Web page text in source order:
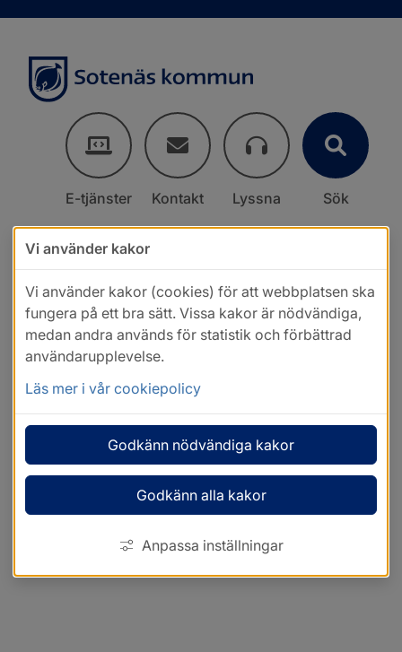
E-tjänster Kontakt Lyssna Sök
Vi använder kakor
Vi använder kakor (cookies) för att webbplatsen ska
fungera på ett bra sätt. Vissa kakor är nödvändiga,
medan andra används för statistik och förbättrad
användarupplevelse.
Läs mer i vår cookiepolicy
Godkänn nödvändiga kakor
Godkänn alla kakor
Anpassa inställningar